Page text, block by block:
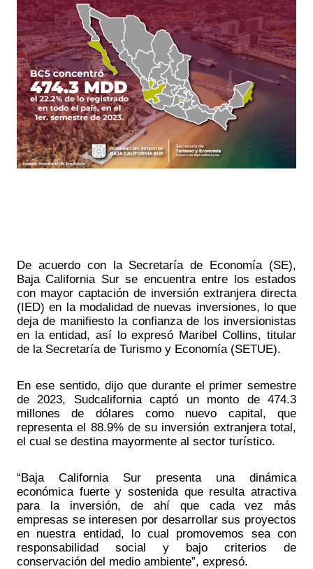
De acuerdo con la Secretaría de Economía (SE),
Baja California Sur se encuentra entre los estados
con mayor captación de inversión extranjera directa
(IED) en la modalidad de nuevas inversiones, lo que
deja de manifiesto la confianza de los inversionistas
en la entidad, así lo expresó Maribel Collins, titular
de la Secretaría de Turismo y Economía (SETUE).
En ese sentido, dijo que durante el primer semestre
de 2023, Sudcalifornia captó un monto de 474.3
millones de dólares como nuevo capital, que
representa el 88.9% de su inversión extranjera total,
el cual se destina mayormente al sector turístico.
“Baja California Sur presenta una dinámica
económica fuerte y sostenida que resulta atractiva
para la inversión, de ahí que cada vez más
empresas se interesen por desarrollar sus proyectos
en nuestra entidad, lo cual promovemos sea con
responsabilidad social y bajo criterios de
conservación del medio ambiente”, expresó.